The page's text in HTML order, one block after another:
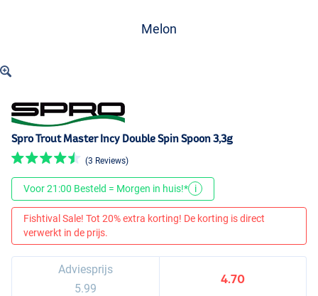
Melon
Spro Trout Master Incy Double Spin Spoon 3,3g
(3 Reviews)
Voor 21:00 Besteld = Morgen in huis!* i
Fishtival Sale! Tot 20% extra korting! De korting is direct
verwerkt in de prijs.
Adviesprijs
5.99
4.70